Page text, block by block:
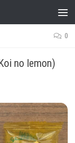
0
no lemon)